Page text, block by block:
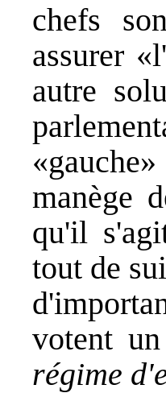
chefs
assurer
autre
manège
qu'il
tout de
votent
régime